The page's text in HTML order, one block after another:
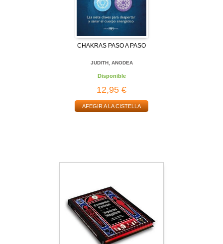
CHAKRAS PASO A PASO
JUDITH, ANODEA
Disponible
12,95 €
AFEGIR A LA CISTELLA